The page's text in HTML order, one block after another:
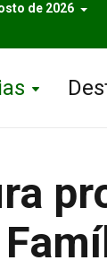
de 2026